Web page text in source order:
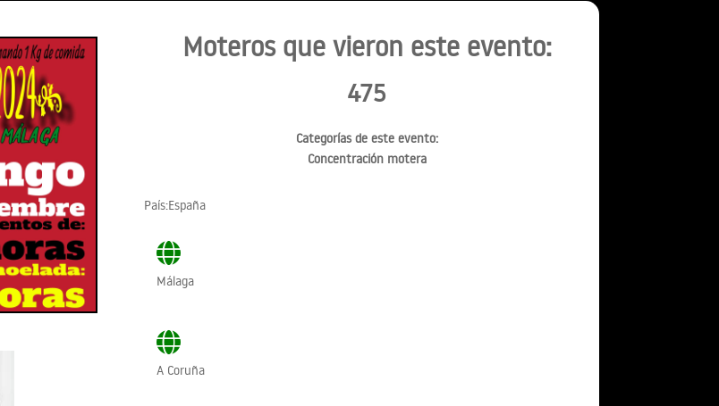
Moteros que vieron este evento:
475
Categorías de este evento:
Concentración motera
País:España
Málaga
A Coruña